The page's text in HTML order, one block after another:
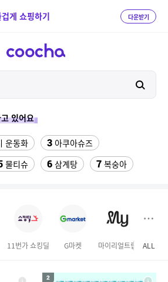
게 쇼핑하기 다운받기
있어요
운동화 3 아쿠아슈즈
물티슈 6 삼계탕 7 복숭아
현관문 롤 방충망 잠금장치
15 워터월드
종가북부식포기김치
ALL
11번가 쇼킹딜 G마켓 마이리얼트립
2